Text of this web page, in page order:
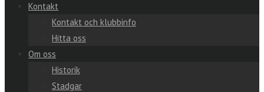
Kontakt
Kontakt och klubbinfo
Hitta oss
Om oss
Historik
Stadgar